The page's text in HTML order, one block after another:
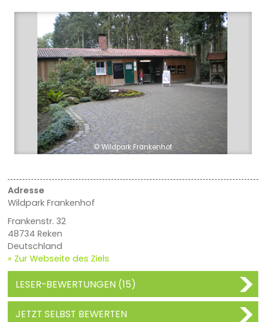
© Wildpark Frankenhof
Adresse
Wildpark Frankenhof
Frankenstr. 32
48734 Reken
Deutschland
» Zur Webseite des Ziels
LESER-BEWERTUNGEN (15)
JETZT SELBST BEWERTEN